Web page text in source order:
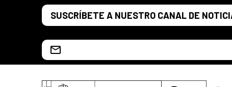
Saltar al contenido principal
SUSCRÍBETE A NUESTRO CANAL DE